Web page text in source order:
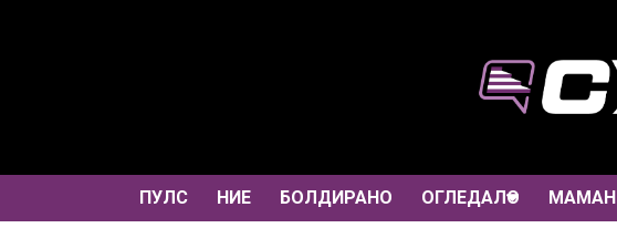
ПУЛС НИЕ БОЛДИРАНО ОГЛЕДАЛО МАМАН